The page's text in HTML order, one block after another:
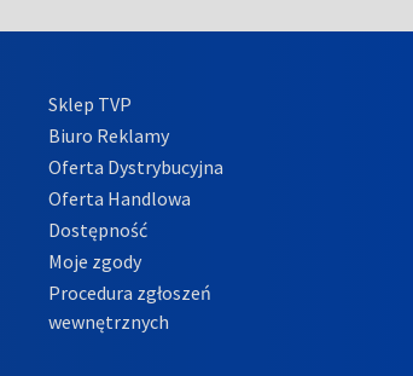
Sklep TVP
Biuro Reklamy
Oferta Dystrybucyjna
Oferta Handlowa
Dostępność
Moje zgody
Procedura zgłoszeń
wewnętrznych